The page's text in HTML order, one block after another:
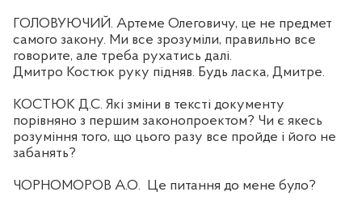
ГОЛОВУЮЧИЙ. Артеме Олеговичу, це не предмет
самого закону. Ми все зрозуміли, правильно все
говорите, але треба рухатись далі.
Дмитро Костюк руку підняв. Будь ласка, Дмитре.
КОСТЮК Д.С. Які зміни в тексті документу
порівняно з першим законопроектом? Чи є якесь
розуміння того, що цього разу все пройде і його не
забанять?
ЧОРНОМОРОВ А.О. Це питання до мене було?